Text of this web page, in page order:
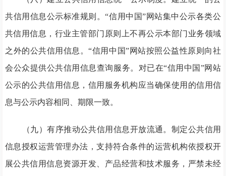
共信用信息公示标准规则。“信用中国”网站集中公示各类公
共信用信息，行业主管部门原则上不再公示本部门业务领域
之外的公共信用信息。“信用中国”网站按照公益性原则向社
会公众提供公共信用信息查询服务。对已在“信用中国”网站
公示的公共信用信息，信用服务机构应当确保使用的信用信
息与公示内容相同、期限一致。
（九）有序推动公共信用信息开放流通。制定公共信用
信息授权运营管理办法，支持符合条件的运营机构依授权开
展公共信用信息资源开发、产品经营和技术服务，严禁未经